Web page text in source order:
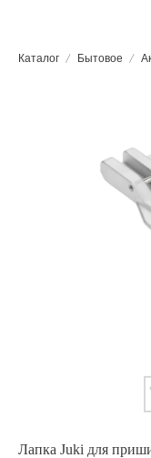
Каталог Бытовое
Лапка Juki для